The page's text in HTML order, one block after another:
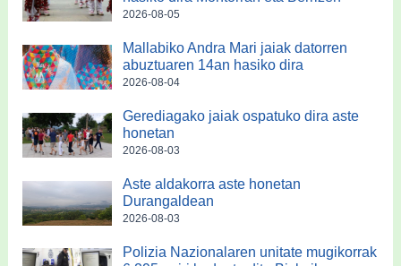
2026-08-05
Mallabiko Andra Mari jaiak datorren
abuztuaren 14an hasiko dira
2026-08-04
Gerediagako jaiak ospatuko dira aste
honetan
2026-08-03
Aste aldakorra aste honetan
Durangaldean
2026-08-03
Polizia Nazionalaren unitate mugikorrak